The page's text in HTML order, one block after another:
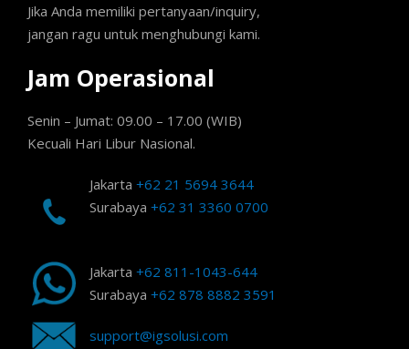
Jika Anda memiliki pertanyaan/inquiry,
jangan ragu untuk menghubungi kami.
Jam Operasional
Senin – Jumat: 09.00 – 17.00 (WIB)
Kecuali Hari Libur Nasional.
Jakarta +62 21 5694 3644
Surabaya +62 31 3360 0700
Jakarta +62 811-1043-644
Surabaya +62 878 8882 3591
support@igsolusi.com